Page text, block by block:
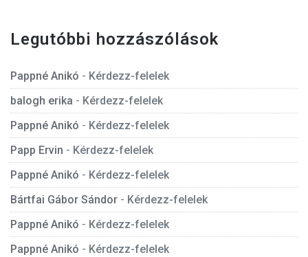
Legutóbbi hozzászólások
Pappné Anikó - Kérdezz-felelek
balogh erika - Kérdezz-felelek
Pappné Anikó - Kérdezz-felelek
Papp Ervin - Kérdezz-felelek
Pappné Anikó - Kérdezz-felelek
Bártfai Gábor Sándor - Kérdezz-felelek
Pappné Anikó - Kérdezz-felelek
Pappné Anikó - Kérdezz-felelek